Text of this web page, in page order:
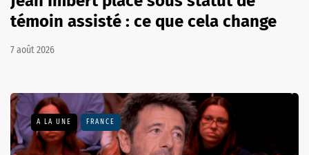
témoin assisté : ce que cela change
7 août 2026
A LA UNE FRANCE